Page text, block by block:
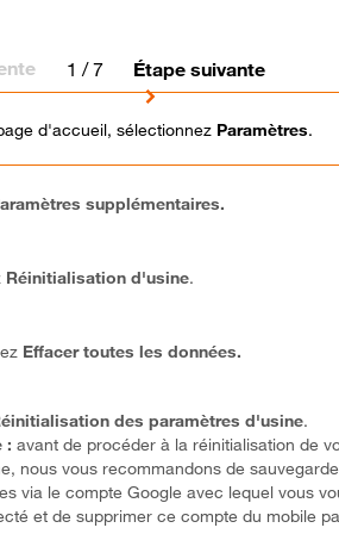
1 / 7 Étape suivante
d'accueil, sélectionnez Paramètres.
supplémentaires.
Réinitialisation d'usine.
Effacer toutes les données.
des paramètres d'usine.
:avant de procéder à la réinitialisation de
nous vous recommandons de
via le compte Google avec lequel vous
et de supprimer ce compte du mobile